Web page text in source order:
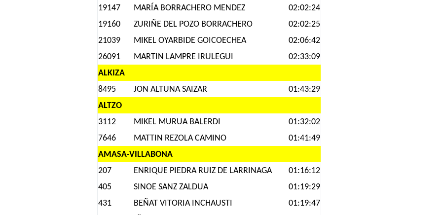
19147
MARÍA BORRACHERO MENDEZ
02:02:24
19160
ZURIÑE DEL POZO BORRACHERO
02:02:25
21039
MIKEL OYARBIDE GOICOECHEA
02:06:42
26091
MARTIN LAMPRE IRULEGUI
02:33:09
ALKIZA
8495
JON ALTUNA SAIZAR
01:43:29
ALTZO
3112
MIKEL MURUA BALERDI
01:32:02
7646
MATTIN REZOLA CAMINO
01:41:49
AMASA-VILLABONA
207
ENRIQUE PIEDRA RUIZ DE LARRINAGA
01:16:12
405
SINOE SANZ ZALDUA
01:19:29
431
BEÑAT VITORIA INCHAUSTI
01:19:47